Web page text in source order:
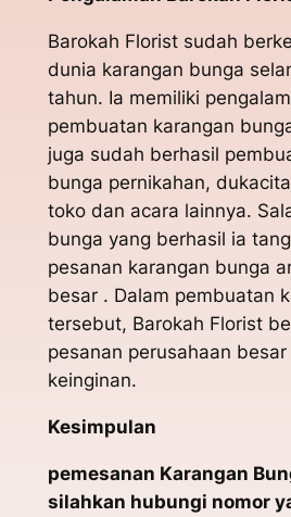
Barokah Florist sudah
dunia karangan bunga
tahun. Ia memiliki
pembuatan karangan
juga sudah berhasil
bunga pernikahan,
toko dan acara lainnya.
bunga yang berhasil ia
pesanan karangan bunga
besar . Dalam pembuatan
tersebut, Barokah Florist
pesanan perusahaan
keinginan.
Kesimpulan
pemesanan Karangan
silahkan hubungi nomor